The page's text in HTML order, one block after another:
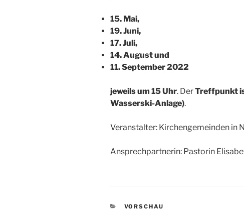
15. Mai,
19. Juni,
17. Juli,
14. August und
11. September 2022
jeweils um 15 Uhr. DerTreffpunkt
Wasserski-Anlage).
Veranstalter: Kirchengemeinden in
Ansprechpartnerin: Pastorin
KATEGORIEN
VORSCHAU